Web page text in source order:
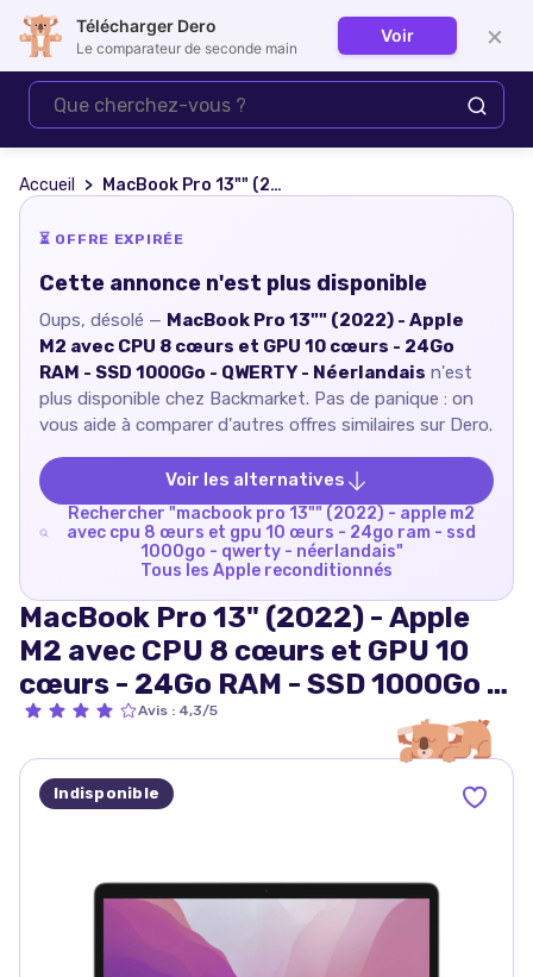
Se connecter
Accueil MacBook Pro 13"" (2022) - Apple M2 avec CPU 8 cœurs et GPU 10 cœurs - 24Go RAM - SSD 1000Go - QWERTY - Néerlandais
⏳ OFFRE EXPIRÉE
Cette annonce n'est plus disponible
Oups, désolé — MacBook Pro 13"" (2022) - Apple
M2 avec CPU 8 cœurs et GPU 10 cœurs - 24Go
RAM - SSD 1000Go - QWERTY - Néerlandais n'est
plus disponible chez Backmarket. Pas de panique : on
vous aide à comparer d'autres offres similaires sur Dero.
Voir les alternatives
Rechercher "macbook pro 13"" (2022) - apple m2
avec cpu 8 œurs et gpu 10 œurs - 24go ram - ssd
1000go - qwerty - néerlandais"
Tous les Apple reconditionnés
MacBook Pro 13" (2022) - Apple
M2 avec CPU 8 cœurs et GPU 10
cœurs - 24Go RAM - SSD 1000Go -
QWERTY - Néerlandais
Avis : 4,3/5
Indisponible
Télécharger Dero
Le comparateur de seconde main
Voir ×